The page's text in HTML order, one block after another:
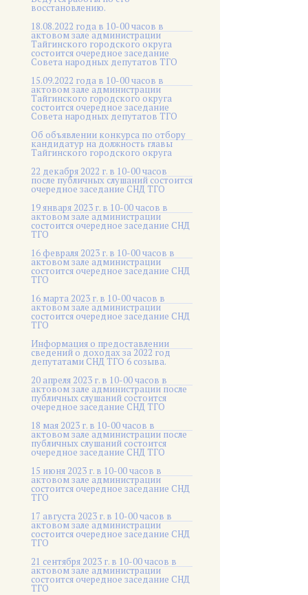
восстановлению.
18.08.2022 года в 10-00 часов в
актовом зале администрации
Тайгинского городского округа
состоится очередное заседание
Совета народных депутатов ТГО
15.09.2022 года в 10-00 часов в
актовом зале администрации
Тайгинского городского округа
состоится очередное заседание
Совета народных депутатов ТГО
Об объявлении конкурса по отбору
кандидатур на должность главы
Тайгинского городского округа
22 декабря 2022 г. в 10-00 часов
после публичных слушаний состоится
очередное заседание СНД ТГО
19 января 2023 г. в 10-00 часов в
актовом зале администрации
состоится очередное заседание СНД
ТГО
16 февраля 2023 г. в 10-00 часов в
актовом зале администрации
состоится очередное заседание СНД
ТГО
16 марта 2023 г. в 10-00 часов в
актовом зале администрации
состоится очередное заседание СНД
ТГО
Информация о предоставлении
сведений о доходах за 2022 год
депутатами СНД ТГО 6 созыва.
20 апреля 2023 г. в 10-00 часов в
актовом зале администрации после
публичных слушаний состоится
очередное заседание СНД ТГО
18 мая 2023 г. в 10-00 часов в
актовом зале администрации после
публичных слушаний состоится
очередное заседание СНД ТГО
15 июня 2023 г. в 10-00 часов в
актовом зале администрации
состоится очередное заседание СНД
ТГО
17 августа 2023 г. в 10-00 часов в
актовом зале администрации
состоится очередное заседание СНД
ТГО
21 сентября 2023 г. в 10-00 часов в
актовом зале администрации
состоится очередное заседание СНД
ТГО